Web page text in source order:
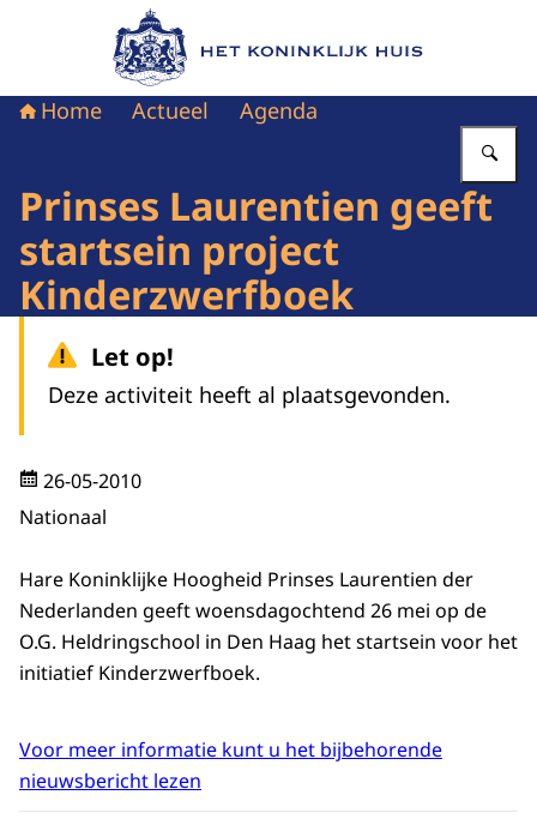
Naar de homepage van Het Koninklijk Huis
Home Actueel Agenda
Prinses Laurentien geeft
startsein project
Kinderzwerfboek
Let op!
Deze activiteit heeft al plaatsgevonden.
26-05-2010
Nationaal
Hare Koninklijke Hoogheid Prinses Laurentien der
Nederlanden geeft woensdagochtend 26 mei op de
O.G. Heldringschool in Den Haag het startsein voor het
initiatief Kinderzwerfboek.
Voor meer informatie kunt u het bijbehorende
nieuwsbericht lezen